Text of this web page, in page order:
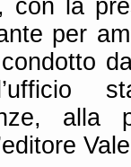
per
alla